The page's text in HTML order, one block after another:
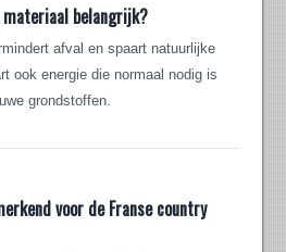
belangrijk?
afval en spaart natuurlijke
ook energie die normaal nodig is
grondstoffen.
voor de Franse country